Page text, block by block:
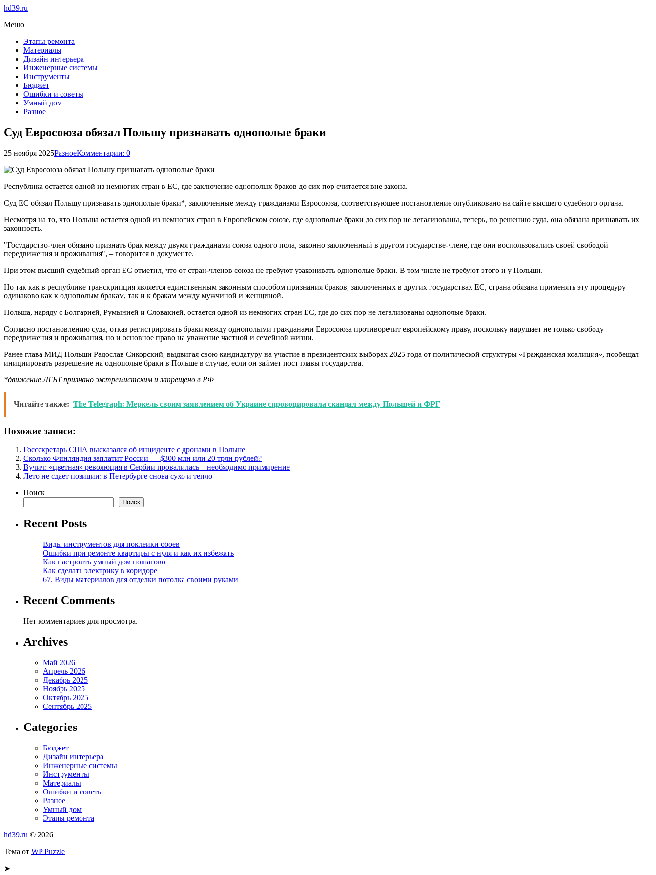
hd39.ru
Меню
Этапы ремонта
Материалы
Дизайн интерьера
Инженерные системы
Инструменты
Бюджет
Ошибки и советы
Умный дом
Разное
Суд Евросоюза обязал Польшу признавать однополые браки
25 ноября 2025РазноеКомментарии: 0
Республика остается одной из немногих стран в ЕС, где заключение однополых браков до сих пор считается вне закона.
Суд ЕС обязал Польшу признавать однополые браки*, заключенные между гражданами Евросоюза, соответствующее постановление опубликовано на сайте высшего судебного органа.
Несмотря на то, что Польша остается одной из немногих стран в Европейском союзе, где однополые браки до сих пор не легализованы, теперь, по решению суда, она обязана признавать их
законность.
"Государство-член обязано признать брак между двумя гражданами союза одного пола, законно заключенный в другом государстве-члене, где они воспользовались своей свободой
передвижения и проживания", – говорится в документе.
При этом высший судебный орган ЕС отметил, что от стран-членов союза не требуют узаконивать однополые браки. В том числе не требуют этого и у Польши.
Но так как в республике транскрипция является единственным законным способом признания браков, заключенных в других государствах ЕС, страна обязана применять эту процедуру
одинаково как к однополым бракам, так и к бракам между мужчиной и женщиной.
Польша, наряду с Болгарией, Румынией и Словакией, остается одной из немногих стран ЕС, где до сих пор не легализованы однополые браки.
Согласно постановлению суда, отказ регистрировать браки между однополыми гражданами Евросоюза противоречит европейскому праву, поскольку нарушает не только свободу
передвижения и проживания, но и основное право на уважение частной и семейной жизни.
Ранее глава МИД Польши Радослав Сикорский, выдвигая свою кандидатуру на участие в президентских выборах 2025 года от политической структуры «Гражданская коалиция», пообещал
инициировать разрешение на однополые браки в Польше в случае, если он займет пост главы государства.
*движение ЛГБТ признано экстремистским и запрещено в РФ
Читайте также: The Telegraph: Меркель своим заявлением об Украине спровоцировала скандал между Польшей и ФРГ
Похожие записи:
Госсекретарь США высказался об инциденте с дронами в Польше
Сколько Финляндия заплатит России — $300 млн или 20 трлн рублей?
Вучич: «цветная» революция в Сербии провалилась – необходимо примирение
Лето не сдает позиции: в Петербурге снова сухо и тепло
Поиск
Поиск
Recent Posts
Виды инструментов для поклейки обоев
Ошибки при ремонте квартиры с нуля и как их избежать
Как настроить умный дом пошагово
Как сделать электрику в коридоре
67. Виды материалов для отделки потолка своими руками
Recent Comments
Нет комментариев для просмотра.
Archives
Май 2026
Апрель 2026
Декабрь 2025
Ноябрь 2025
Октябрь 2025
Сентябрь 2025
Categories
Бюджет
Дизайн интерьера
Инженерные системы
Инструменты
Материалы
Ошибки и советы
Разное
Умный дом
Этапы ремонта
hd39.ru © 2026
Тема от WP Puzzle
➤